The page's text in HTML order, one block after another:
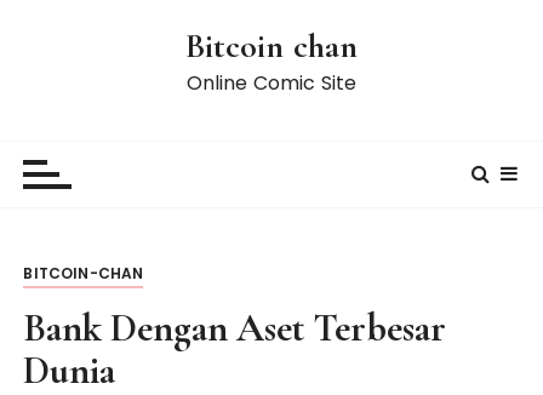
Bitcoin chan
Online Comic Site
BITCOIN-CHAN
Bank Dengan Aset Terbesar
Dunia